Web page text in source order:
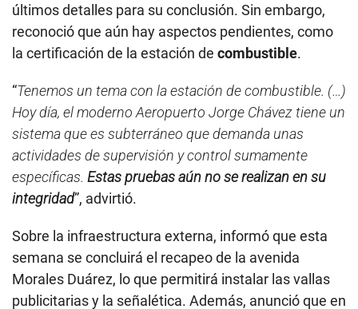
últimos detalles para su conclusión. Sin embargo,
reconoció que aún hay aspectos pendientes, como
la certificación de la estación de combustible.
“Tenemos un tema con la estación de combustible. (…)
Hoy día, el moderno Aeropuerto Jorge Chávez tiene un
sistema que es subterráneo que demanda unas
actividades de supervisión y control sumamente
específicas. Estas pruebas aún no se realizan en su
integridad”, advirtió.
Sobre la infraestructura externa, informó que esta
semana se concluirá el recapeo de la avenida
Morales Duárez, lo que permitirá instalar las vallas
publicitarias y la señalética. Además, anunció que en